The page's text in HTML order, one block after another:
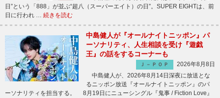
日”という「888」が並ぶ“超八（スーパーエイト）の日”。SUPER EIGHTは、前
日に行われ … 続きを読む
中島健人が『オールナイトニッポン』パ
ーソナリティ、人生相談を受け『遊戯
王』の話をするコーナーも
Ｊ－ＰＯＰ
2026年8月8日
中島健人が、2026年8月14日深夜に放送とな
るニッポン放送『オールナイトニッポン』のパ
ーソナリティを担当する。 8月19日にニューシングル『鬼事 / Fiction Love』